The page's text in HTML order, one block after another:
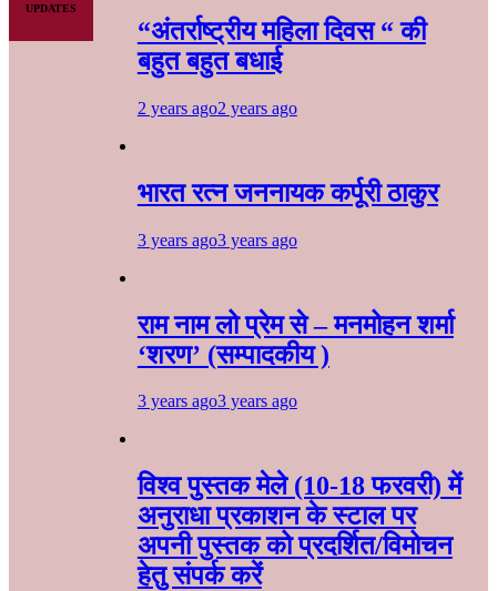
UPDATES
“अंतर्राष्ट्रीय महिला दिवस “ की
बहुत बहुत बधाई
2 years ago2 years ago
भारत रत्न जननायक कर्पूरी ठाकुर
3 years ago3 years ago
राम नाम लो प्रेम से – मनमोहन शर्मा
‘शरण’ (सम्पादकीय )
3 years ago3 years ago
विश्व पुस्तक मेले (10-18 फरवरी) में
अनुराधा प्रकाशन के स्टाल पर
अपनी पुस्तक को प्रदर्शित/विमोचन
हेतु संपर्क करें